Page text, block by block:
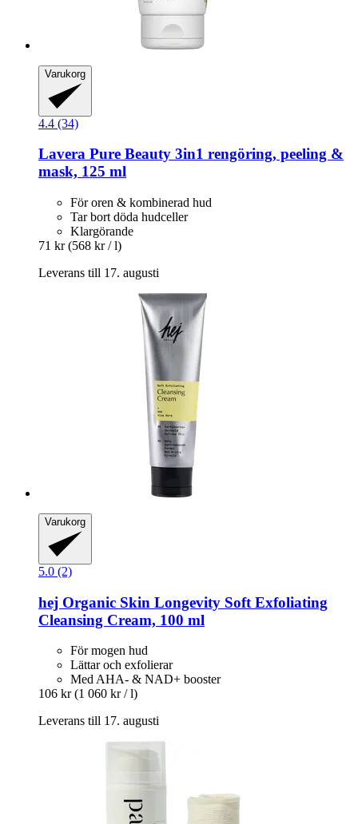
Varukorg
4.4 (34)
Lavera Pure Beauty 3in1 rengöring, peeling &
mask, 125 ml
För oren & kombinerad hud
Tar bort döda hudceller
Klargörande
71 kr (568 kr / l)
Leverans till 17. augusti
Varukorg
5.0 (2)
hej Organic Skin Longevity Soft Exfoliating
Cleansing Cream, 100 ml
För mogen hud
Lättar och exfolierar
Med AHA- & NAD+ booster
106 kr (1 060 kr / l)
Leverans till 17. augusti